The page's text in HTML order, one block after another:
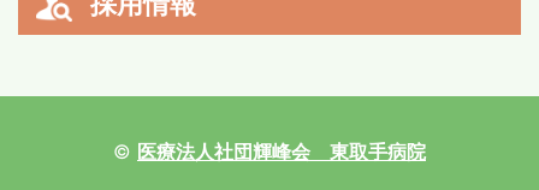
© 医療法人社団輝峰会 東取手病院